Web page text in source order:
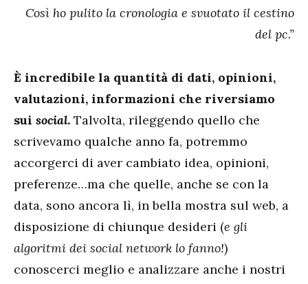
Così ho pulito la cronologia e svuotato il cestino
del pc.”
È incredibile la quantità di dati, opinioni,
valutazioni, informazioni che riversiamo
sui social. Talvolta, rileggendo quello che
scrivevamo qualche anno fa, potremmo
accorgerci di aver cambiato idea, opinioni,
preferenze…ma che quelle, anche se con la
data, sono ancora lì, in bella mostra sul web, a
disposizione di chiunque desideri (e gli
algoritmi dei social network lo fanno!)
conoscerci meglio e analizzare anche i nostri